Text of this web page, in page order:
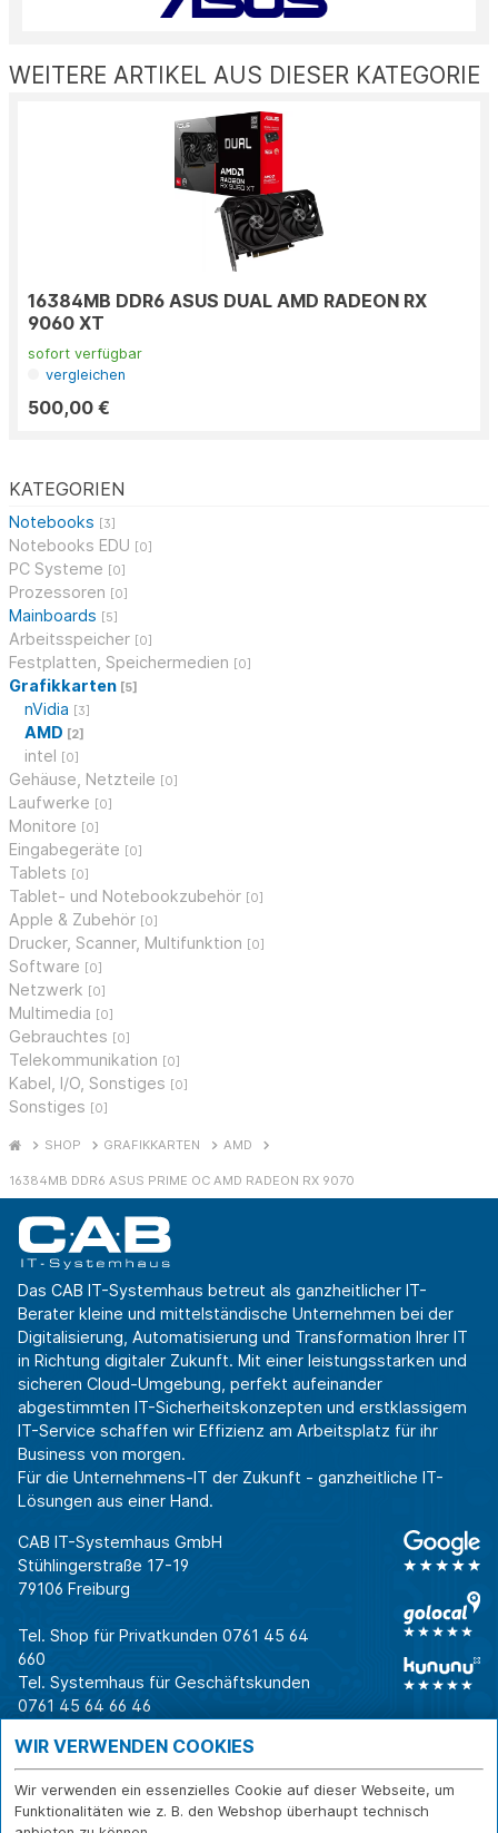
KATEGORIEN
Notebooks [3]
Notebooks EDU [0]
PC Systeme [0]
Prozessoren [0]
Mainboards [5]
Arbeitsspeicher [0]
Festplatten, Speichermedien [0]
Grafikkarten [5]
nVidia [3]
AMD [2]
intel [0]
Gehäuse, Netzteile [0]
Laufwerke [0]
Monitore [0]
Eingabegeräte [0]
Tablets [0]
Tablet- und Notebookzubehör [0]
Apple & Zubehör [0]
Drucker, Scanner, Multifunktion [0]
Software [0]
Netzwerk [0]
Multimedia [0]
Gebrauchtes [0]
Telekommunikation [0]
Kabel, I/O, Sonstiges [0]
Sonstiges [0]
WEITERE ARTIKEL AUS DIESER KATEGORIE
16384MB DDR6 ASUS DUAL AMD RADEON RX
9060 XT
sofort verfügbar
vergleichen
500,00 €
SHOP GRAFIKKARTEN AMD
16384MB DDR6 ASUS PRIME OC AMD RADEON RX 9070
Das CAB IT-Systemhaus betreut als ganzheitlicher IT-
Berater kleine und mittelständische Unternehmen bei der
Digitalisierung, Automatisierung und Transformation Ihrer IT
in Richtung digitaler Zukunft. Mit einer leistungsstarken und
sicheren Cloud-Umgebung, perfekt aufeinander
abgestimmten IT-Sicherheitskonzepten und erstklassigem
IT-Service schaffen wir Effizienz am Arbeitsplatz für ihr
Business von morgen.
Für die Unternehmens-IT der Zukunft - ganzheitliche IT-
Lösungen aus einer Hand.
CAB IT-Systemhaus GmbH
Stühlingerstraße 17-19
79106 Freiburg
Tel. Shop für Privatkunden 0761 45 64
660
Tel. Systemhaus für Geschäftskunden
0761 45 64 66 46
Warum CAB
Für Business-
Entscheider
Für IT-Leiter
IT für
IT-Security
IT-Infrastruktur
IT-Beratung und
Service
Reparatur
WIR VERWENDEN COOKIES
Wir verwenden ein essenzielles Cookie auf dieser Webseite, um
Funktionalitäten wie z. B. den Webshop überhaupt technisch